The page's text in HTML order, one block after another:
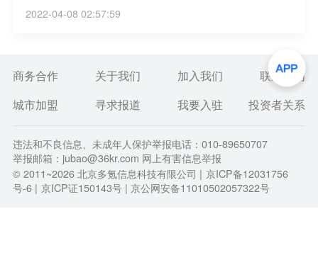
2022-04-08 02:57:59
商务合作 关于我们 加入我们
联系我们
城市加盟
寻求报道 我要入驻 投资者关系
违法和不良信息、未成年人保护举报电话：010-89650707
举报邮箱：jubao@36kr.com 网上有害信息举报
© 2011~2026北京多氪信息科技有限公司 | 京ICP备12031756
号-6 | 京ICP证150143号 | 京公网安备11010502057322号